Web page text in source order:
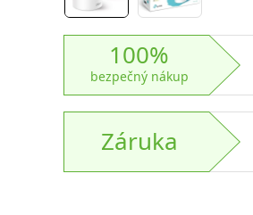
100%
bezpečný nákup
Záruka